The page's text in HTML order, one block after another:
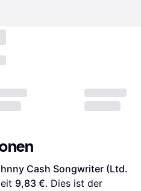
Cash Songwriter (Ltd.
9,83 €. Dies ist der